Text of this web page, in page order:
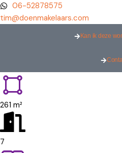
06-52878575
tim@doenmakelaars.com
Kan ik deze
261 m²
7